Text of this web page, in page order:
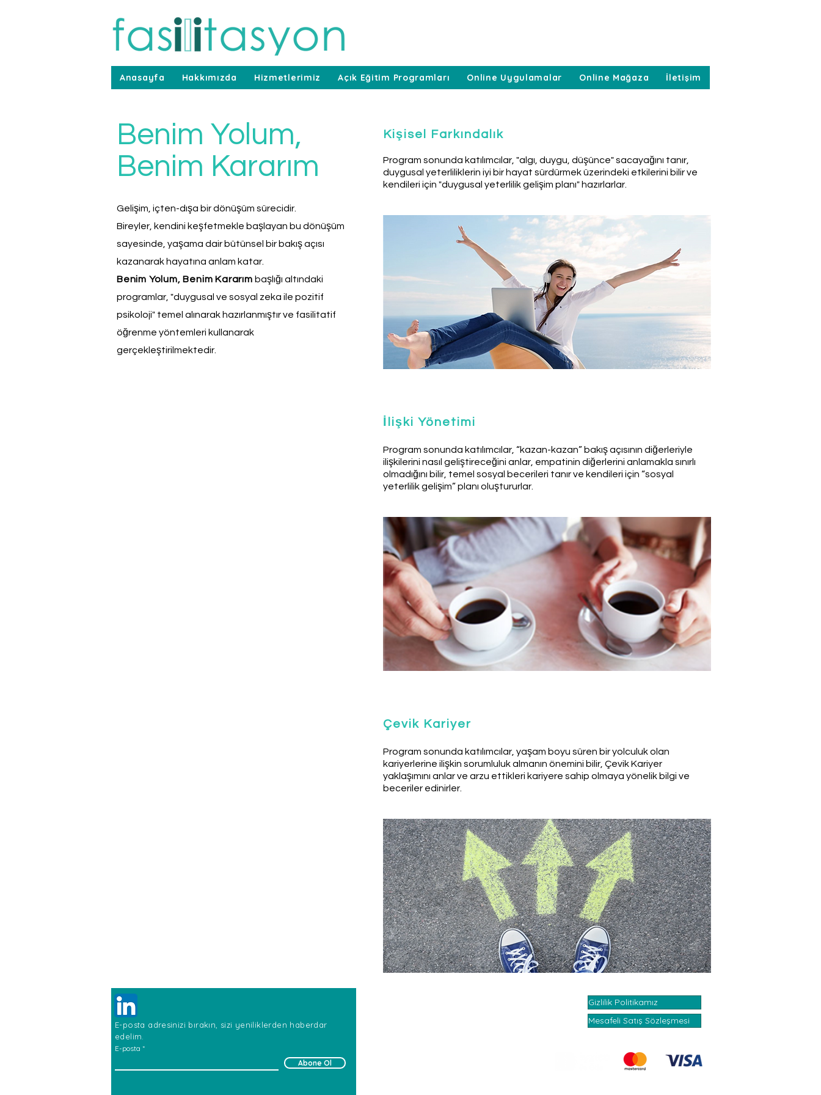
Anasayfa Hakkımızda Hizmetlerimiz Açık Eğitim Programları Online Uygulamalar Online Mağaza İletişim
Benim Yolum,
Benim Kararım
Gelişim, içten-dışa bir dönüşüm sürecidir.
Bireyler, kendini keşfetmekle başlayan bu dönüşüm
sayesinde, yaşama dair bütünsel bir bakış açısı
kazanarak hayatına anlam katar.
Benim Yolum, Benim Kararım başlığı altındaki
programlar, "duygusal ve sosyal zeka ile pozitif
psikoloji" temel alınarak hazırlanmıştır ve fasilitatif
öğrenme yöntemleri kullanarak
gerçekleştirilmektedir.
Kişisel Farkındalık
Program sonunda katılımcılar, "algı, duygu, düşünce" sacayağını tanır,
duygusal yeterliliklerin iyi bir hayat sürdürmek üzerindeki etkilerini bilir ve
kendileri için "duygusal yeterlilik gelişim planı" hazırlarlar.
İlişki Yönetimi
Program sonunda katılımcılar, “kazan-kazan” bakış açısının diğerleriyle
ilişkilerini nasıl geliştireceğini anlar, empatinin diğerlerini anlamakla sınırlı
olmadığını bilir, temel sosyal becerileri tanır ve kendileri için “sosyal
yeterlilik gelişim” planı oluştururlar.
Çevik Kariyer
Program sonunda katılımcılar, yaşam boyu süren bir yolculuk olan
kariyerlerine ilişkin sorumluluk almanın önemini bilir, Çevik Kariyer
yaklaşımını anlar ve arzu ettikleri kariyere sahip olmaya yönelik bilgi ve
beceriler edinirler.
E-posta adresinizi bırakın, sizi yeniliklerden haberdar
edelim.
E-posta
Abone Ol
Gizlilik Politikamız
Mesafeli Satış Sözleşmesi